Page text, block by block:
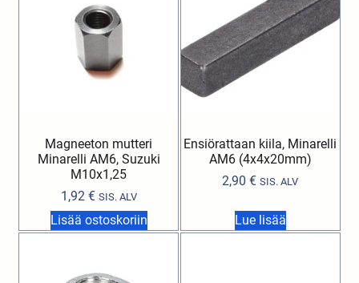
Magneeton mutteri
Minarelli AM6, Suzuki
M10x1,25
1,92 € SIS. ALV
Lisää ostoskoriin
Ensiörattaan kiila, Minarelli
AM6 (4x4x20mm)
2,90€ SIS. ALV
Lue lisää